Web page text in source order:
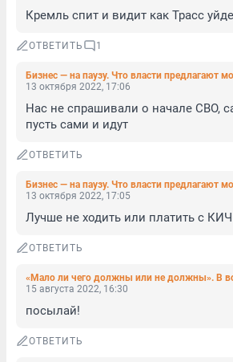
Кремль спит и видит как Трасс
ОТВЕТИТЬ 1
13 октября 2022, 17:06
Нас не спрашивали о начале СВО,
пусть сами и идут
ОТВЕТИТЬ
13 октября 2022, 17:05
Лучше не ходить или платить с
ОТВЕТИТЬ
15 августа 2022, 16:30
посылай!
ОТВЕТИТЬ